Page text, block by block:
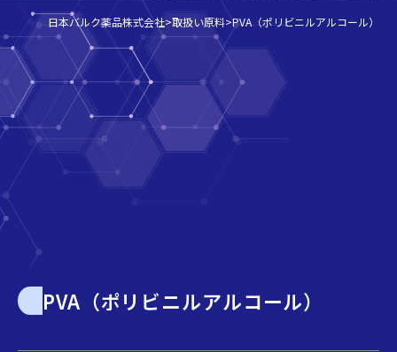
日本バルク薬品株式会社>取扱い原料>PVA（ポリビニルアルコール）
PVA（ポリビニルアルコール）